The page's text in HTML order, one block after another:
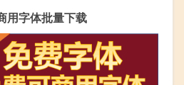
用字体批量下载